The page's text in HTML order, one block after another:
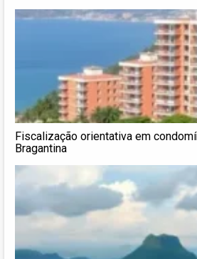
Fiscalização orientativa em
Bragantina